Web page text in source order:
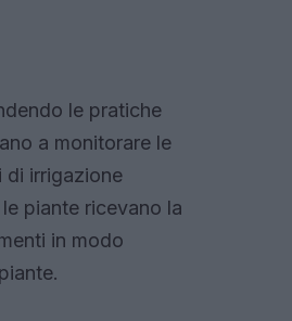
le pratiche
a monitorare le
di irrigazione
piante ricevano la
in modo